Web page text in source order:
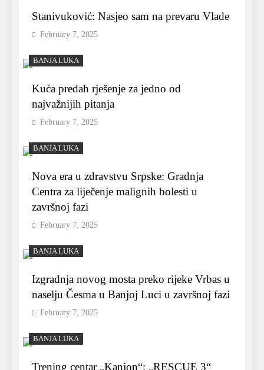
Stanivuković: Nasjeo sam na prevaru Vlade
February 7, 2025
BANJA LUKA
Kuća predah rješenje za jedno od
najvažnijih pitanja
February 7, 2025
BANJA LUKA
Nova era u zdravstvu Srpske: Gradnja
Centra za liječenje malignih bolesti u
završnoj fazi
February 7, 2025
BANJA LUKA
Izgradnja novog mosta preko rijeke Vrbas u
naselju Česma u Banjoj Luci u završnoj fazi
February 7, 2025
BANJA LUKA
Trening centar „Kanjon“: „RESCUE 3“